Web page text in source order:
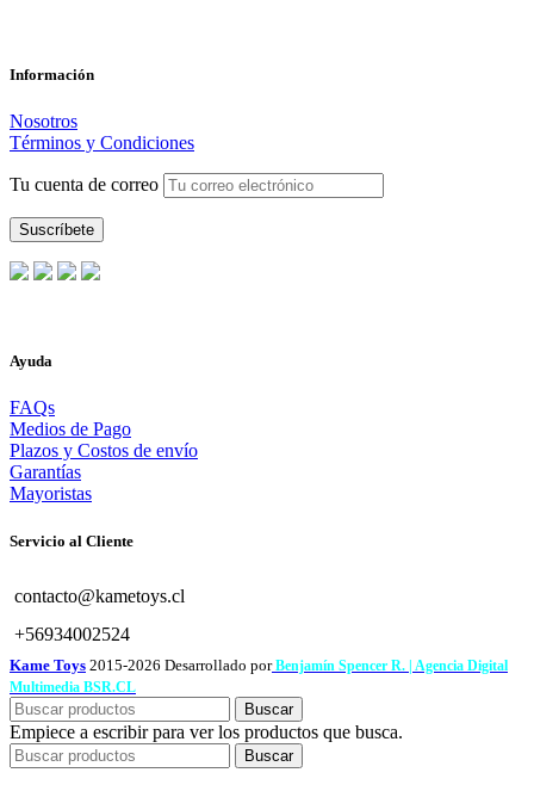
Información
Nosotros
Términos y Condiciones
Tu cuenta de correo
Ayuda
FAQs
Medios de Pago
Plazos y Costos de envío
Garantías
Mayoristas
Servicio al Cliente
contacto@kametoys.cl
+56934002524
Kame Toys 2015-2026 Desarrollado porBenjamín Spencer R. | Agencia Digital
Multimedia BSR.CL
Buscar
Empiece a escribir para ver los productos que busca.
Buscar